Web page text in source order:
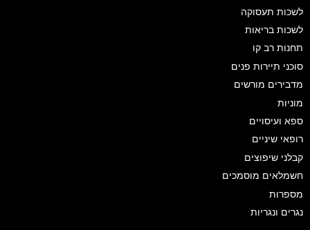
לשכות תעסוקה
לשכות בריאות
תחנות רב קו
סוכני תיירות פנים
מדבירים מורשים
מוניות
ספא ועיסויים
רופאי שיניים
קבלני שיפוצים
חשמלאים מוסמכים
מספרות
נגרים ונגריות